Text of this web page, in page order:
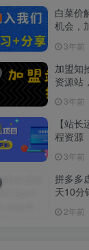
白菜价
机会，
3年前
加盟知
资源站
3年前
【站
程资源
3年前
拼多多
天10分
2年前